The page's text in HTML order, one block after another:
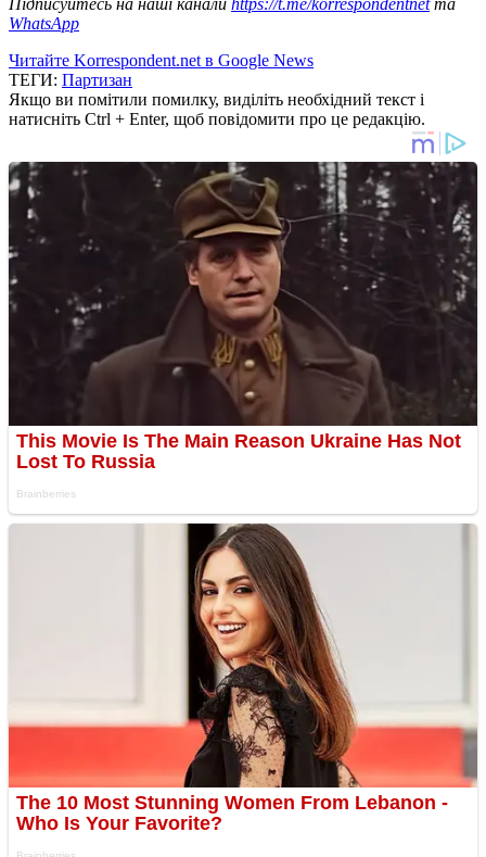
WhatsApp
Читайте Korrespondent.net в Google News
ТЕГИ: Партизан
Якщо ви помітили помилку, виділіть необхідний текст і
натисніть Ctrl + Enter, щоб повідомити про це редакцію.